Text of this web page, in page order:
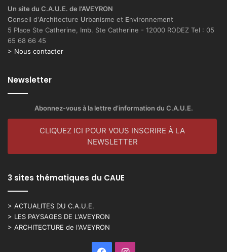
4
0
–
E
6
Un site du C.A.U.E. de l'AVEYRON
Conseil d'Architecture Urbanisme et Environnement
5 Place Ste Catherine, Imb. Ste Catherine - 12000 RODEZ Tel : 05
65 68 66 45
> Nous contacter
Newsletter
Abonnez-vous à la lettre d’information du C.A.U.E.
CLIQUEZ ICI POUR VOUS INSCRIRE À LA
NEWSLETTER
3 sites thématiques du CAUE
> ACTUALITES DU C.A.U.E.
> LES PAYSAGES DE L'AVEYRON
> ARCHITECTURE de l'AVEYRON